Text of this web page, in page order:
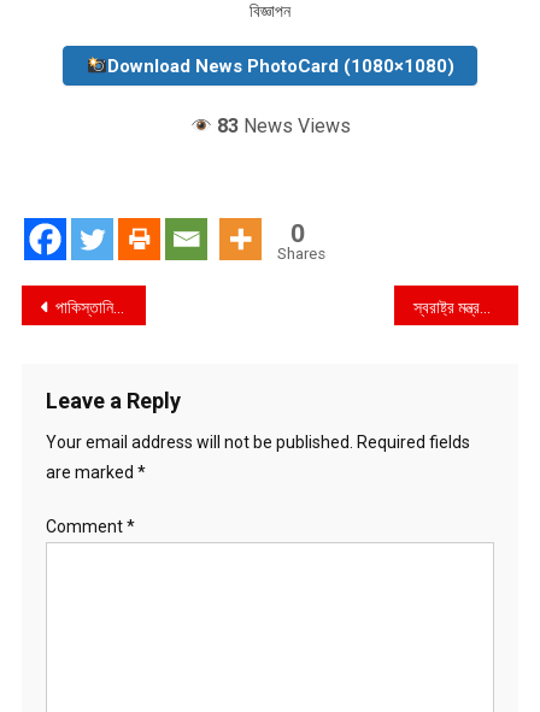
বিজ্ঞাপন
Download News PhotoCard (1080×1080)
83News Views
0
Shares
Post
পাকিস্তানি গোয়েন্দা সংস্থা আইএসআই এর বিরুদ্ধে বিক্ষোভ স্বরাষ্ট্র মন্ত্রণালয়ের জননিরাপত্তা বিভাগের উপ-সচিব এর সাথে কেএমপি’র পুলিশ কমিশনারের সৌজন্য সাক্ষাৎ
Leave a Reply
Your email address will not be published. Required fields
are marked *
Comment*